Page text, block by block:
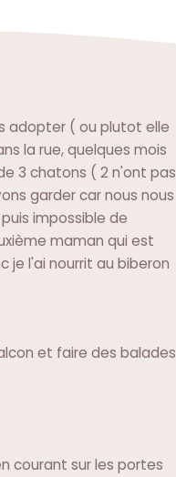
adopter ( ou plutot elle
la rue, quelques mois
3 chatons ( 2 n'ont pas
garder car nous nous
impossible de
maman qui est
je l'ai nourrit au biberon
et faire des balades
courant sur les portes